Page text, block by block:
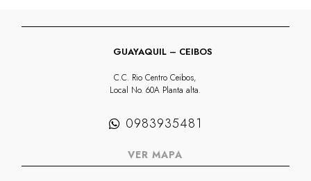
GUAYAQUIL – CEIBOS
C.C. Rio Centro Ceibos,
Local No. 60A Planta alta.
0983935481
VER MAPA